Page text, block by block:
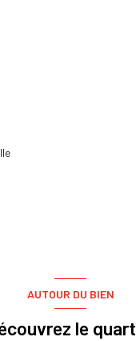
AUTOUR DU BIEN
le